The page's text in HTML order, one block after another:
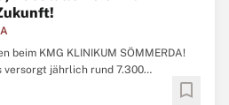
beim KMG KLINIKUM SÖMMERDA!
versorgt jährlich rund 7.300
ambulant. Mit 192 Betten undbookmark